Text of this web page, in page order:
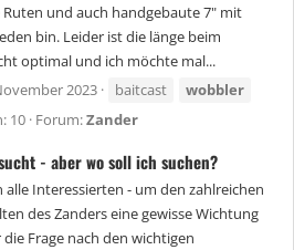
und auch handgebaute 7" mit
bin. Leider ist die länge beim
optimal und ich möchte mal...
2023 baitcast
wobbler
10 Forum:Zander
- aber wo soll ich suchen?
alle Interessierten - um den zahlreichen
des Zanders eine gewisse Wichtung
Frage nach den wichtigen